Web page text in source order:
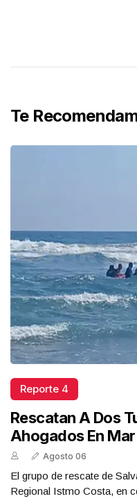
Te
Reporte 4
Rescatan A Dos
Ahogados En Mar
Agosto 06
El grupo de rescate de
Regional Istmo Costa, en